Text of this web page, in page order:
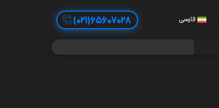
فارسی 65607028(021)